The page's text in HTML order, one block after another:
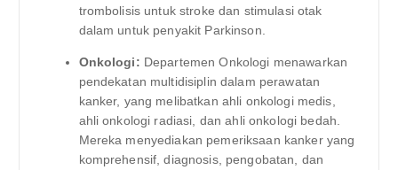
trombolisis untuk stroke dan stimulasi otak
dalam untuk penyakit Parkinson.
Onkologi: Departemen Onkologi menawarkan
pendekatan multidisiplin dalam perawatan
kanker, yang melibatkan ahli onkologi medis,
ahli onkologi radiasi, dan ahli onkologi bedah.
Mereka menyediakan pemeriksaan kanker yang
komprehensif, diagnosis, pengobatan, dan